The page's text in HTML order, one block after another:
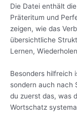
Die Datei enthält
Präteritum und
zeigen, wie das
übersichtliche
Lernen,
Besonders hilfreich
sondern auch nach
du zuerst das, was
Wortschatz